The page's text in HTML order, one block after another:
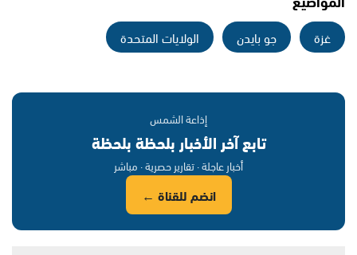
غزة جو بايدن الولايات المتحدة
إذاعة الشمس
تابع آخر الأخبار بلحظة بلحظة
أخبار عاجلة · تقارير حصرية · مباشر
انضم للقناة ←